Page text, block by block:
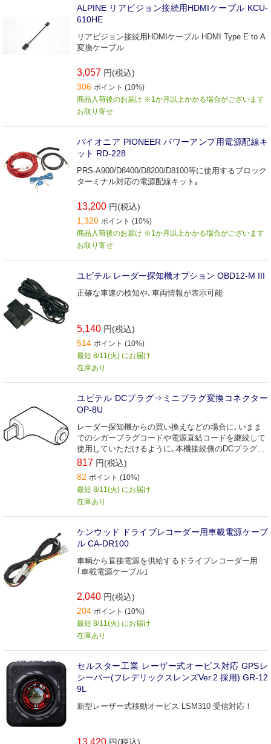
ALPINE リアビジョン接続用HDMIケーブル KCU-
610HE
リアビジョン接続用HDMIケーブル HDMI Type E to A
変換ケーブル
3,057 円(税込)
306 ポイント (10%)
商品入荷後のお届け ※1か月以上かかる場合がございます
お取り寄せ
パイオニア PIONEER パワーアンプ用電源配線キ
ット RD-228
PRS-A900/D8400/D8200/D8100等に使用するブロック
ターミナル対応の電源配線キット｡
13,200 円(税込)
1,320 ポイント (10%)
商品入荷後のお届け ※1か月以上かかる場合がございます
お取り寄せ
ユピテル レーダー探知機オプション OBD12-M III
正確な車速の検知や､車両情報が表示可能
5,140 円(税込)
514 ポイント (10%)
最短 8/11(火) にお届け
在庫あり
ユピテル DCプラグ⇒ミニプラグ変換コネクター
OP-8U
レーダー探知機からの買い換えなどの場合に､いまま
でのシガープラグコードや電源直結コードを継続して
使用していただけるように､本機接続側のDCプラグを
ミニプラグに変換するコネクターです｡
817 円(税込)
82 ポイント (10%)
最短 8/11(火) にお届け
在庫あり
ケンウッド ドライブレコーダー用車載電源ケーブ
ル CA-DR100
車輌から直接電源を供給するドライブレコーダー用
｢車載電源ケーブル｣
2,040 円(税込)
204 ポイント (10%)
最短 8/11(火) にお届け
在庫あり
セルスター工業 レーザー式オービス対応 GPSレ
シーバー(フレデリックスレンズVer.2 採用) GR-12
9L
新型レーザー式移動オービス LSM310 受信対応！
13,420 円(税込)